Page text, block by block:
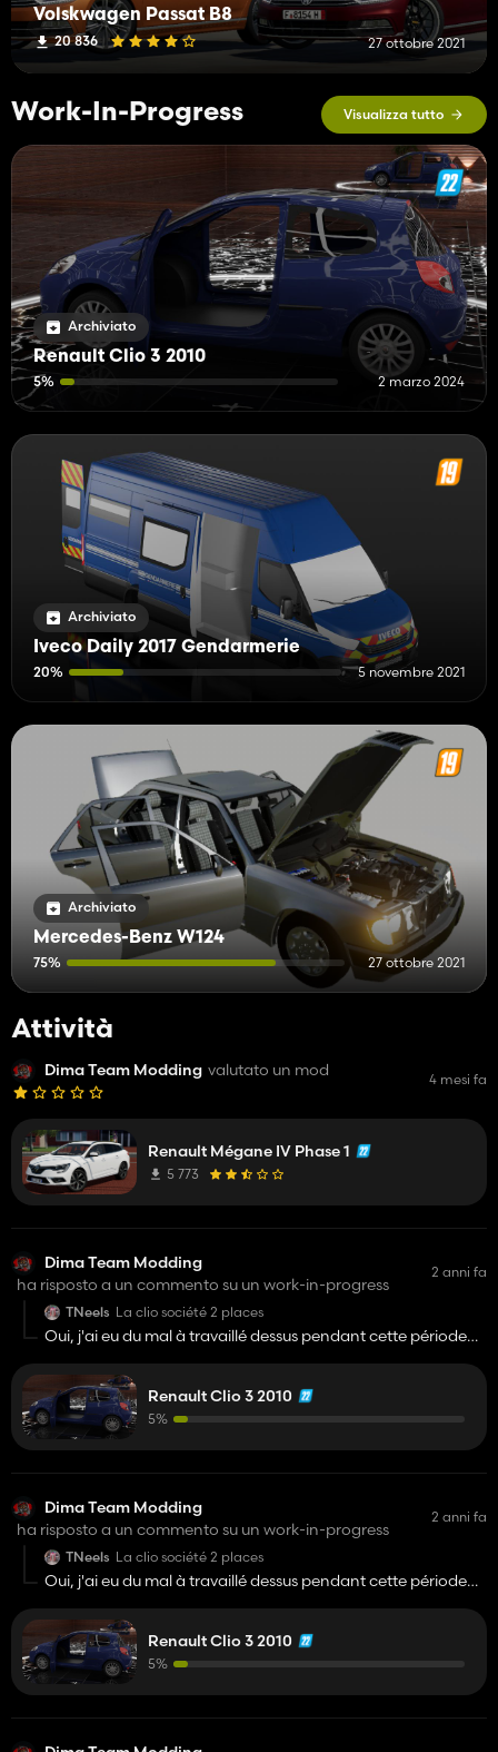
Volskwagen Passat B8
20 836 27 ottobre 2021
Work-In-Progress Visualizza tutto
Archiviato
Renault Clio 3 2010
5% 2 marzo 2024
Archiviato
Iveco Daily 2017 Gendarmerie
20% 5 novembre 2021
Archiviato
Mercedes-Benz W124
75% 27 ottobre 2021
Attività
Dima Team Modding valutato un mod 4 mesi fa
Renault Mégane IV Phase 1
5 773
Dima Team Modding
ha risposto a un commento su un work-in-progress
2 anni fa
TNeels La clio société 2 places
Oui, j'ai eu du mal à travaillé dessus pendant cette période
resté sur l'idée de société, ça serait plus simple de mon coté
et plus réaliste. Dans une ferme on acheté rarement une
voiture 5 places mais le plus souvent d'utilitaire ☺️
Renault Clio 3 2010
5%
Dima Team Modding
ha risposto a un commento su un work-in-progress
2 anni fa
TNeels La clio société 2 places
Oui, j'ai eu du mal à travaillé dessus pendant cette période
resté sur l'idée de société, ça serait plus simple de mon coté
et plus réaliste. Dans une ferme on achete rarement une
voiture 5 places mais le plus souvent d'utilitaire ☺️
Renault Clio 3 2010
5%